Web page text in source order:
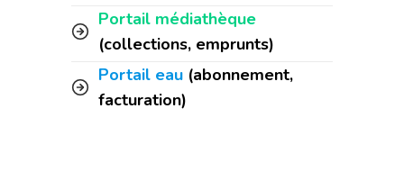
Portail médiathèque
(collections, emprunts)
Portail eau (abonnement,
facturation)